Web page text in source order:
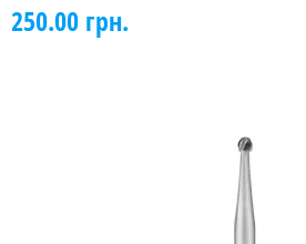
250.00 грн.